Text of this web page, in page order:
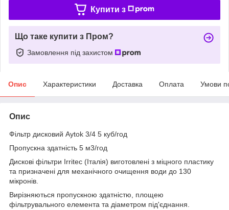
Купити з
Що таке купити з Пром?
Замовлення під захистом
Опис Характеристики Доставка Оплата Умови
Опис
Фільтр дисковий Aytok 3/4 5 куб/год
Пропускна здатність 5 м3/год
Дискові фільтри Irritec (Італія) виготовлені з міцного пластику
та призначені для механічного очищення води до 130
мікронів.
Вирізняються пропускною здатністю, площею
фільтрувального елемента та діаметром під'єднання.